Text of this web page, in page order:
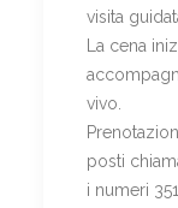
visita
La cena
vivo.
posti
i numeri